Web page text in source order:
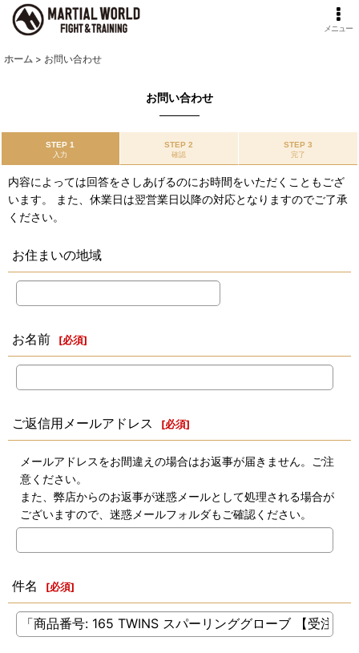
メニュー
ホーム > お問い合わせ
お問い合わせ
STEP 1
入力
STEP 2
確認
STEP 3
完了
内容によっては回答をさしあげるのにお時間をいただくこともござ
います。 また、休業日は翌営業日以降の対応となりますのでご了承
ください。
お住まいの地域
お名前 [必須]
ご返信用メールアドレス [必須]
メールアドレスをお間違えの場合はお返事が届きません。ご注
意ください。
また、弊店からのお返事が迷惑メールとして処理される場合が
ございますので、迷惑メールフォルダもご確認ください。
件名 [必須]